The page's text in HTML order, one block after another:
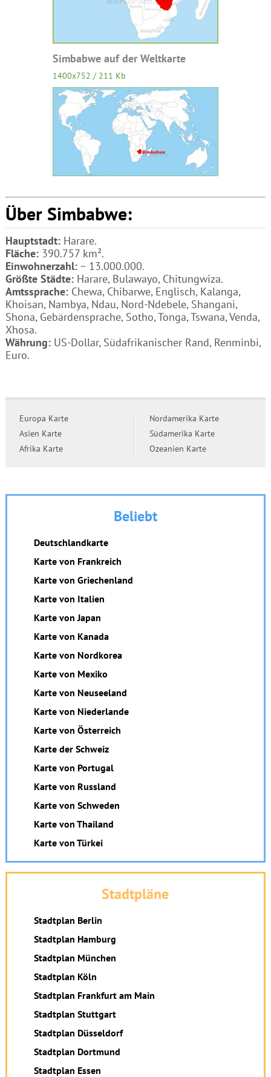
Simbabwe auf der Weltkarte
1400x752 / 211 Kb
Über Simbabwe:
Hauptstadt:Harare.
Fläche:390.757 km².
Einwohnerzahl:~ 13.000.000.
Größte Städte:Harare, Bulawayo, Chitungwiza.
Amtssprache:Chewa, Chibarwe, Englisch, Kalanga,
Khoisan, Nambya, Ndau, Nord-Ndebele, Shangani,
Shona, Gebärdensprache, Sotho, Tonga, Tswana, Venda,
Xhosa.
Währung:US-Dollar, Südafrikanischer Rand, Renminbi,
Euro.
Europa Karte
Asien Karte
Afrika Karte
Nordamerika Karte
Südamerika Karte
Ozeanien Karte
Beliebt
Deutschlandkarte
Karte von Frankreich
Karte von Griechenland
Karte von Italien
Karte von Japan
Karte von Kanada
Karte von Nordkorea
Karte von Mexiko
Karte von Neuseeland
Karte von Niederlande
Karte von Österreich
Karte der Schweiz
Karte von Portugal
Karte von Russland
Karte von Schweden
Karte von Thailand
Karte von Türkei
Stadtpläne
Stadtplan Berlin
Stadtplan Hamburg
Stadtplan München
Stadtplan Köln
Stadtplan Frankfurt am Main
Stadtplan Stuttgart
Stadtplan Düsseldorf
Stadtplan Dortmund
Stadtplan Essen